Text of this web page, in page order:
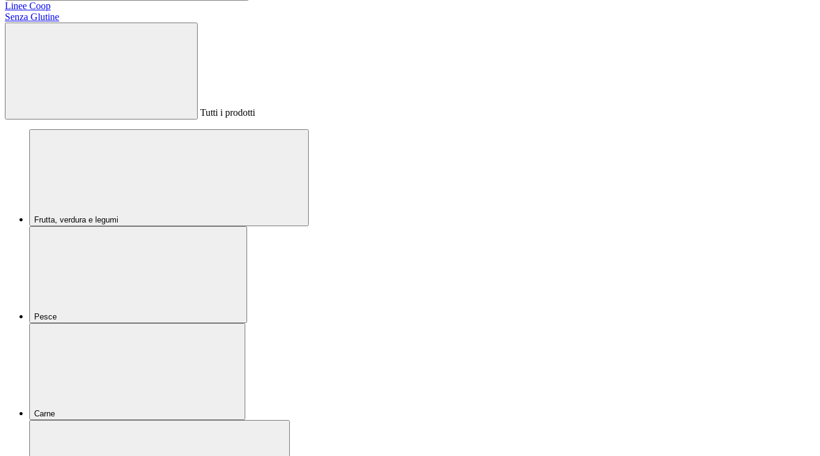
Linee Coop
Senza Glutine
Tutti i prodotti
Frutta, verdura e legumi
Pesce
Carne